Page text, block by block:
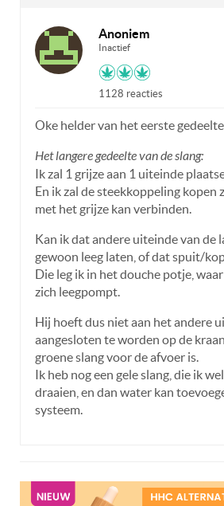
Anoniem
Inactief
1128 reacties
Oke helder van het eerste gedeelte.
Het langere gedeelte van de slang:
Ik zal 1 grijze aan 1 uiteinde
En ik zal de steekkoppeling kopen
met het grijze kan verbinden.
Kan ik dat andere uiteinde van de
gewoon leeg laten, of dat spuit/
Die leg ik in het douche potje,
zich leegpompt.
Hij hoeft dus niet aan het andere
aangesloten te worden op de
groene slang voor de afvoer is.
Ik heb nog een gele slang, die ik
draaien, en dan water kan
systeem.